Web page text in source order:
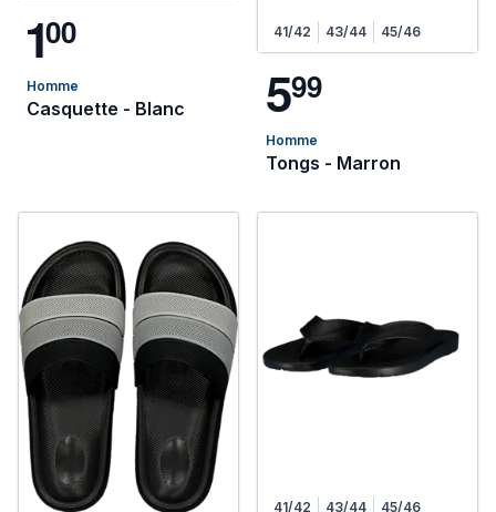
100
Homme
Casquette - Blanc
41/42 43/44 45/46
599
Homme
Tongs - Marron
41/42 43/44 45/46